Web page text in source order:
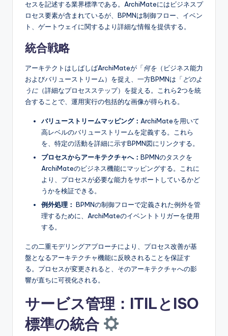
セスを記述する業界標準である。ArchiMateにはビジネスプ
ロセス要素が含まれているが、BPMNは制御フロー、イベン
ト、ゲートウェイに関するより詳細な情報を提供する。
統合戦略
アーキテクトはしばしばArchiMateが「何を （ビジネス能力
およびバリューストリーム）を捉え、一方BPMNは「どのよ
うに （詳細なプロセスステップ）を捉える。これら2つを統
合することで、運用実行の包括的な画像が得られる。
バリューストリームマッピング： ArchiMateを用いて
高レベルのバリューストリームを定義する。これら
を、特定の活動を詳細に示すBPMN図にリンクする。
プロセスからアーキテクチャへ： BPMNのタスクを
ArchiMateのビジネス機能にマッピングする。これに
より、プロセスが必要な能力をサポートしているかど
うかを検証できる。
例外処理： BPMNの制御フローで定義された例外を管
理するために、ArchiMateのイベントトリガーを使用
する。
この二重モデリングアプローチにより、プロセス改善が基
盤となるアーキテクチャ機能に反映されることを保証す
る。プロセスが変更されると、そのアーキテクチャへの影
響が直ちに可視化される。
サービス管理：ITILとISO
標準の統合